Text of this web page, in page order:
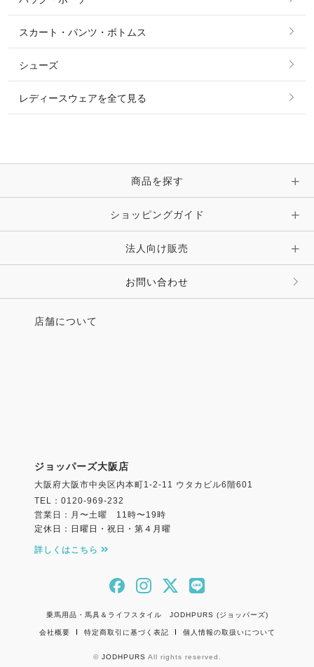
シャツ・ブラウス・ワンピース
ソックス
ベルト
時計・財布・キーケース・革小物
キーホルダー・チャーム・ストラップ
その他 ファッション雑貨
リング
ピアス・イヤリング
ピン・ブローチ・コサージュ
その他 アクセサリー
スカート・パンツ・ボトムス
シューズ
レディースウェアを全て見る
商品を探す
ショッピングガイド
法人向け販売
お問い合わせ
店舗について
ジョッパーズ大阪店
大阪府大阪市中央区内本町1-2-11 ウタカビル6階601
TEL：0120-969-232
営業日：月〜土曜 11時〜19時
定休日：日曜日・祝日・第４月曜
詳しくはこちら
乗馬用品・馬具＆ライフスタイル JODHPURS (ジョッパーズ)
会社概要 特定商取引に基づく表記 個人情報の取扱いについて
© JODHPURS All rights reserved.